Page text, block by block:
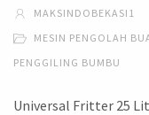
MAKSINDOBEKASI1
MESIN PENGOLAH
PENGGILING BUMBU
Universal Fritter 25